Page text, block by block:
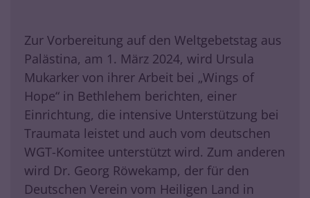
Zur Vorbereitung auf den Weltgebetstag aus
Palästina, am 1. März 2024, wird Ursula
Mukarker von ihrer Arbeit bei „Wings of
Hope“ in Bethlehem berichten, einer
Einrichtung, die intensive Unterstützung bei
Traumata leistet und auch vom deutschen
WGT-Komitee unterstützt wird. Zum anderen
wird Dr. Georg Röwekamp, der für den
Deutschen Verein vom Heiligen Land in